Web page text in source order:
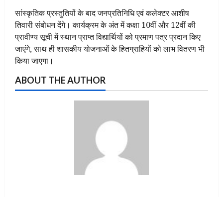
सांस्कृतिक प्रस्तुतियों के बाद जनप्रतिनिधि एवं कलेक्टर आशीष
तिवारी संबोधन देंगे। कार्यक्रम के अंत में कक्षा 10वीं और 12वीं की
प्रावीण्य सूची में स्थान प्राप्त विद्यार्थियों को प्रमाण पत्र प्रदान किए
जाएंगे, साथ ही शासकीय योजनाओं के हितग्राहियों को लाभ वितरण भी
किया जाएगा।
ABOUT THE AUTHOR